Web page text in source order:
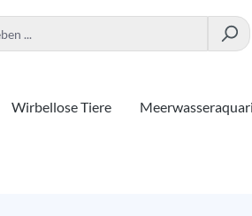
Wirbellose Tiere